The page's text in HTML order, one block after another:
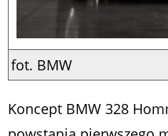
fot. BMW
Koncept BMW 328